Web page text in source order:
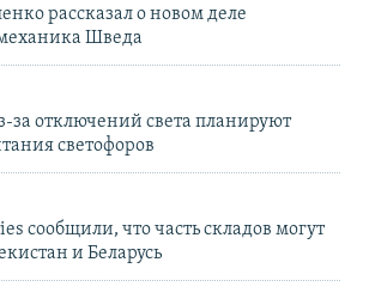
рассказал о новом деле
Шведа
за отключений света планируют
светофоров
сообщили, что часть складов могут
и Беларусь